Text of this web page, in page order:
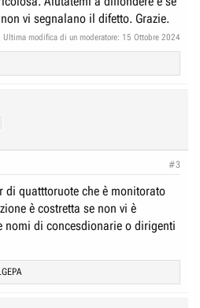
vi segnalano il difetto. Grazie.
Ultima modifica di un moderatore: 15 Ottobre 2024
#3
di quatttoruote che è monitorato
è costretta se non vi è
di concesdionarie o dirigenti